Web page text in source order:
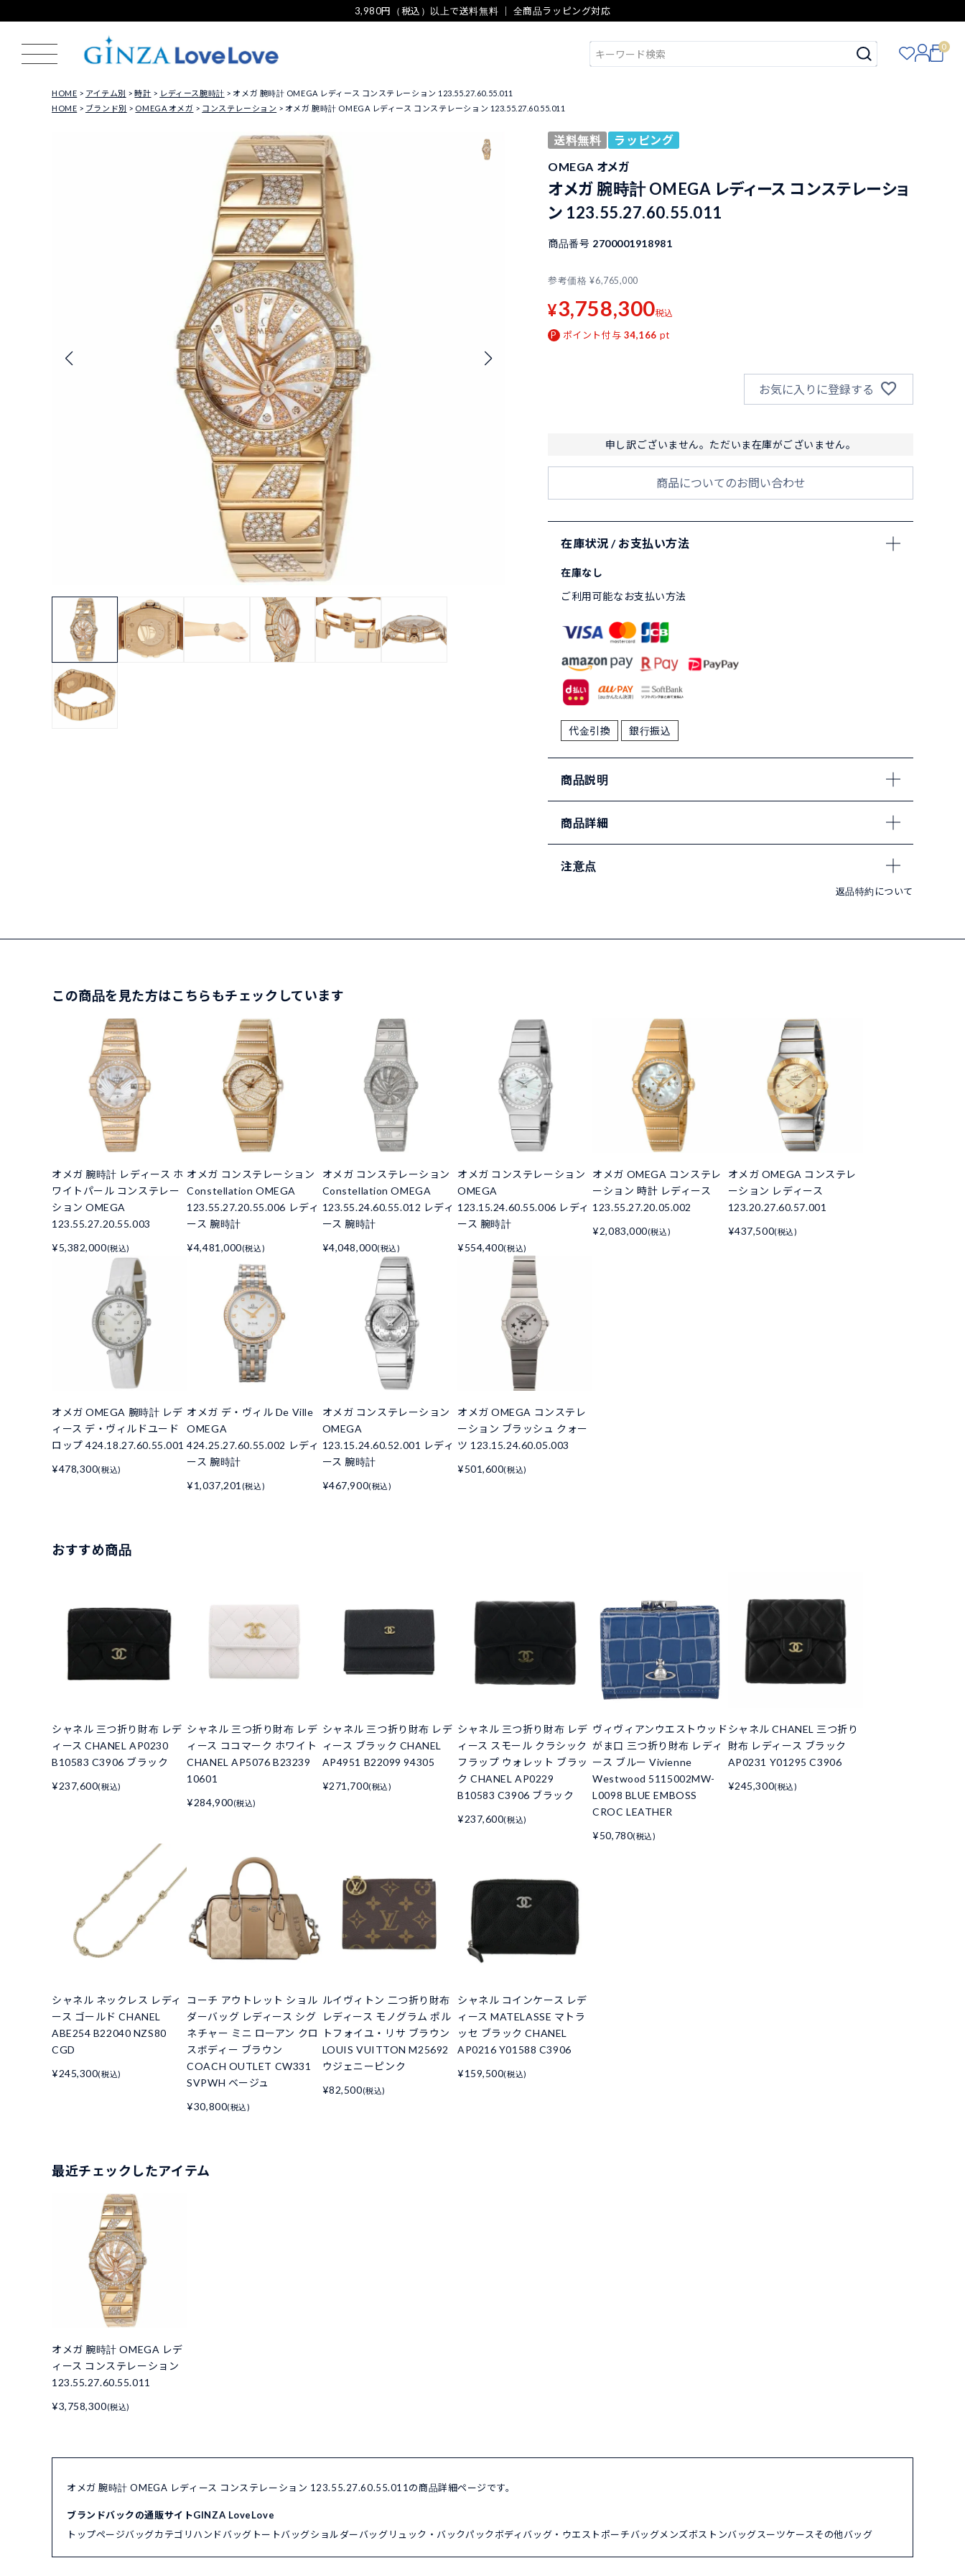
3,980円（税込）以上で送料無料 ｜ 全商品ラッピング対応
0
HOME アイテム別 時計 レディース腕時計
オメガ 腕時計 OMEGA レディース コンステレーション 123.55.27.60.55.011
HOME
ブランド別 OMEGA オメガ コンステレーション オメガ 腕時計 OMEGA レディース コンステレーション 123.55.27.60.55.011
送料無料
ラッピング
OMEGA オメガ
オメガ 腕時計 OMEGA レディース コンステレーショ
ン 123.55.27.60.55.011
商品番号 2700001918981
参考価格 ¥6,765,000
¥3,758,300税込
ポイント付与 34,166 pt
お気に入りに登録する
申し訳ございません。ただいま在庫がございません。
商品についてのお問い合わせ
在庫状況 / お支払い方法
在庫なし
ご利用可能なお支払い方法
代金引換 銀行振込
商品説明
商品詳細
注意点
返品特約について
この商品を見た方はこちらもチェックしています
オメガ 腕時計 レディース ホ
ワイトパール コンステレー
ション OMEGA
123.55.27.20.55.003
¥5,382,000(税込)
オメガ コンステレーション
Constellation OMEGA
123.55.27.20.55.006 レディ
ース 腕時計
¥4,481,000(税込)
オメガ コンステレーション
Constellation OMEGA
123.55.24.60.55.012 レディ
ース 腕時計
¥4,048,000(税込)
オメガ コンステレーション
OMEGA
123.15.24.60.55.006 レディ
ース 腕時計
¥554,400(税込)
オメガ OMEGA コンステレ
ーション 時計 レディース
123.55.27.20.05.002
¥2,083,000(税込)
オメガ OMEGA コンステレ
ーション レディース
123.20.27.60.57.001
¥437,500(税込)
オメガ OMEGA 腕時計 レデ
ィース デ・ヴィルドユード
ロップ 424.18.27.60.55.001
¥478,300(税込)
オメガ デ・ヴィル De Ville
OMEGA
424.25.27.60.55.002 レディ
ース 腕時計
¥1,037,201 (税込)
オメガ コンステレーション
OMEGA
123.15.24.60.52.001 レディ
ース 腕時計
¥467,900(税込)
オメガ OMEGA コンステレ
ーション ブラッシュ クォー
ツ 123.15.24.60.05.003
¥501,600(税込)
おすすめ商品
シャネル 三つ折り財布 レデ
ィース CHANEL AP0230
B10583 C3906 ブラック
¥237,600(税込)
シャネル 三つ折り財布 レデ
ィース ココマーク ホワイト
CHANEL AP5076 B23239
10601
¥284,900(税込)
シャネル 三つ折り財布 レデ
ィース ブラック CHANEL
AP4951 B22099 94305
¥271,700(税込)
シャネル 三つ折り財布 レデ
ィース スモール クラシック
フラップ ウォレット ブラッ
ク CHANEL AP0229
B10583 C3906 ブラック
¥237,600(税込)
ヴィヴィアンウエストウッド
がま口 三つ折り財布 レディ
ース ブルー Vivienne
Westwood 5115002MW-
L0098 BLUE EMBOSS
CROC LEATHER
¥50,780(税込)
シャネル CHANEL 三つ折り
財布 レディース ブラック
AP0231 Y01295 C3906
¥245,300(税込)
シャネル ネックレス レディ
ース ゴールド CHANEL
ABE254 B22040 NZS80
CGD
¥245,300(税込)
コーチ アウトレット ショル
ダーバッグ レディース シグ
ネチャー ミニ ローアン クロ
スボディー ブラウン
COACH OUTLET CW331
SVPWH ベージュ
¥30,800(税込)
ルイヴィトン 二つ折り財布
レディース モノグラム ポル
トフォイユ・リサ ブラウン
LOUIS VUITTON M25692
ウジェニーピンク
¥82,500(税込)
シャネル コインケース レデ
ィース MATELASSE マトラ
ッセ ブラック CHANEL
AP0216 Y01588 C3906
¥159,500(税込)
最近チェックしたアイテム
オメガ 腕時計 OMEGA レデ
ィース コンステレーション
123.55.27.60.55.011
¥3,758,300(税込)
オメガ 腕時計 OMEGA レディース コンステレーション 123.55.27.60.55.011の商品詳細ページです。
ブランドバックの通販サイトGINZA LoveLove
トップページバッグカテゴリ ハンドバッグ トートバッグショルダーバッグリュック・バックパックボディバッグ・ウエストポーチバッグメンズボストンバッグスーツケースその他バッグ